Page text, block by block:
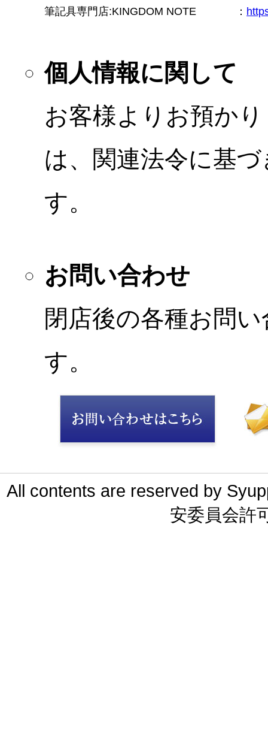
筆記具専門店:KINGDOM NOTE
：
個人情報に関して
お客様よりお預か
は、関連法令に基
す。
お問い合わせ
閉店後の各種お問
す。
All contents are reserved by
安委員会許